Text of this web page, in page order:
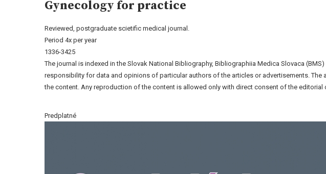
Gynecology for practice
Reviewed, postgraduate scietific medical journal.
Period 4x per year
1336-3425
The journal is indexed in the Slovak National Bibliography, Bibliographiia Medica Slovaca
responsibility for data and opinions of particular authors of the articles or advertisements.
the content. Any reproduction of the content is allowed only with direct consent of the editorial
Predplatné